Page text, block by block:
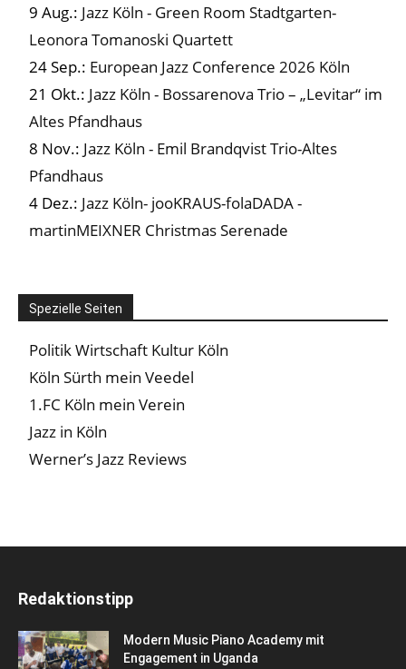
9 Aug.: Jazz Köln - Green Room Stadtgarten-
Leonora Tomanoski Quartett
24 Sep.: European Jazz Conference 2026 Köln
21 Okt.: Jazz Köln - Bossarenova Trio – „Levitar“ im
Altes Pfandhaus
8 Nov.: Jazz Köln - Emil Brandqvist Trio-Altes
Pfandhaus
4 Dez.: Jazz Köln- jooKRAUS-folaDADA -
martinMEIXNER Christmas Serenade
Spezielle Seiten
Politik Wirtschaft Kultur Köln
Köln Sürth mein Veedel
1.FC Köln mein Verein
Jazz in Köln
Werner’s Jazz Reviews
Redaktionstipp
Modern Music Piano Academy mit
Engagement in Uganda